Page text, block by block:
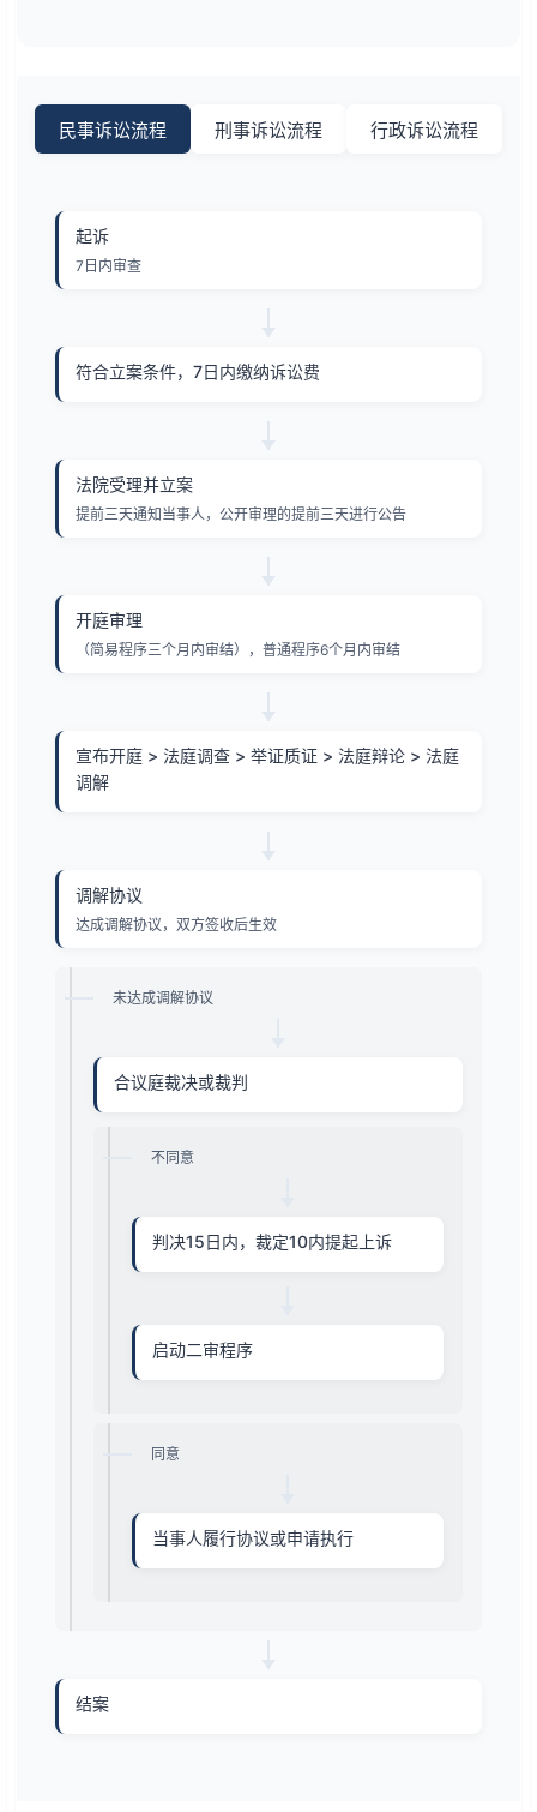
民事诉讼流程 刑事诉讼流程 行政诉讼流程
起诉
7日内审查
符合立案条件，7日内缴纳诉讼费
法院受理并立案
提前三天通知当事人，公开审理的提前三天进行公告
开庭审理
（简易程序三个月内审结），普通程序6个月内审结
宣布开庭 > 法庭调查 > 举证质证 > 法庭辩论 > 法庭
调解
调解协议
达成调解协议，双方签收后生效
未达成调解协议
合议庭裁决或裁判
不同意
判决15日内，裁定10内提起上诉
启动二审程序
同意
当事人履行协议或申请执行
结案